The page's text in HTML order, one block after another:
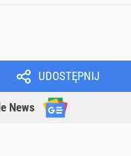
UDOSTĘPNIJ
News